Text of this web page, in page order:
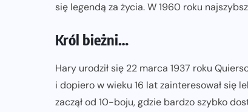
się legendą za życia. W 1960 roku
Król bieżni…
Hary urodził się 22 marca 1937 roku
i dopiero w wieku 16 lat zainteresował się
zaczął od 10-boju, gdzie bardzo szybko